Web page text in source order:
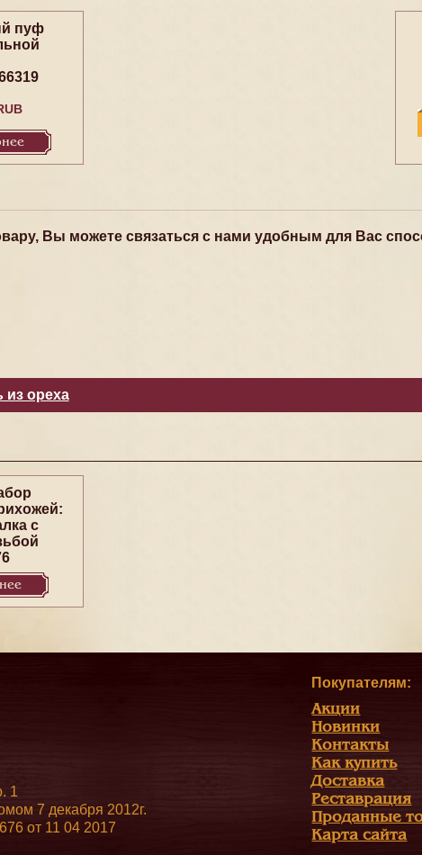
пуф
Вы можете связаться с нами удобным для Вас
из ореха
с
1
7 декабря 2012г.
от 11 04 2017
Покупателям:
Акции
Новинки
Контакты
Как купить
Доставка
Реставрация
Проданные
Карта сайта